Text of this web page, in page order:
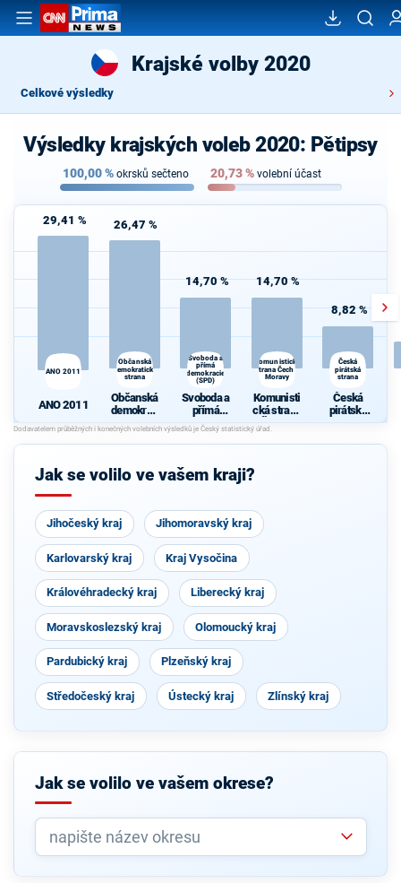
Krajské volby 2020
Celkové výsledky
Výsledky krajských voleb 2020: Pětipsy
100,00% okrsků sečteno 20,73% volební účast
29,41 %
ANO 2011
ANO 2011
26,47 %
Občanská
demokratická
strana
Občanská
demokrati
cká strana
14,70 %
Svoboda a
přímá
demokracie
(SPD)
Svoboda a
přímá
demokraci
e (SPD)
14,70 %
Komunistická
strana Čech a
Moravy
Komunisti
cká strana
Čech a
Moravy
8,82 %
Česká
pirátská
strana
Česká
pirátská
strana
Jak se volilo ve vašem kraji?
Jihočeský kraj Jihomoravský kraj
Karlovarský kraj Kraj Vysočina
Královéhradecký kraj Liberecký kraj
Moravskoslezský kraj Olomoucký kraj
Pardubický kraj Plzeňský kraj
Středočeský kraj Ústecký kraj Zlínský kraj
Jak se volilo ve vašem okrese?